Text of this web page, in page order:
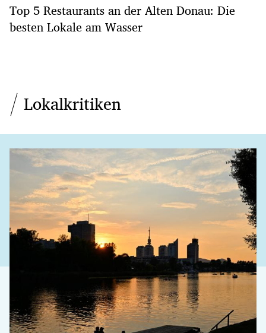
Top 5 Restaurants an der Alten Donau: Die
besten Lokale am Wasser
Lokalkritiken